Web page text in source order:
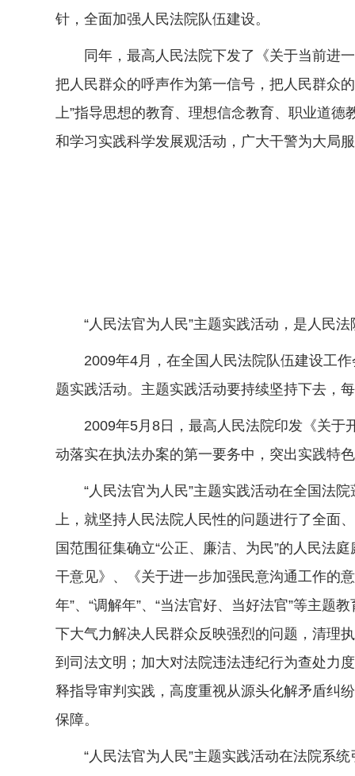
针，全面加强人民法院队伍建设。
同年，最高人民法院下发了《关于当前进一
把人民群众的呼声作为第一信号，把人民群众
上”指导思想的教育、理想信念教育、职业道
和学习实践科学发展观活动，广大干警为大局
“人民法官为人民”主题实践活动，是人民法
2009年4月，在全国人民法院队伍建设工作
题实践活动。主题实践活动要持续坚持下去，
2009年5月8日，最高人民法院印发《关于开
动落实在执法办案的第一要务中，突出实践特
“人民法官为人民”主题实践活动在全国法院
上，就坚持人民法院人民性的问题进行了全面
国范围征集确立“公正、廉洁、为民”的人民法
干意见》、《关于进一步加强民意沟通工作的
年”、“调解年”、“当法官好、当好法官”等主
下大气力解决人民群众反映强烈的问题，清理
到司法文明；加大对法院违法违纪行为查处力
释指导审判实践，高度重视从源头化解矛盾纠
保障。
“人民法官为人民”主题实践活动在法院系统